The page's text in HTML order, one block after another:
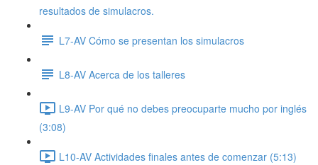
resultados de simulacros.
L7-AV Cómo se presentan los simulacros
L8-AV Acerca de los talleres
L9-AV Por qué no debes preocuparte mucho por inglés
(3:08)
L10-AV Actividades finales antes de comenzar (5:13)